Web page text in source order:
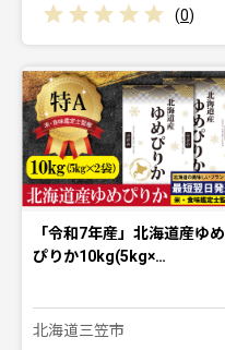
(0)
「令和7年産」北海道産ゆめ
ぴりか10kg(5kg×…
北海道三笠市